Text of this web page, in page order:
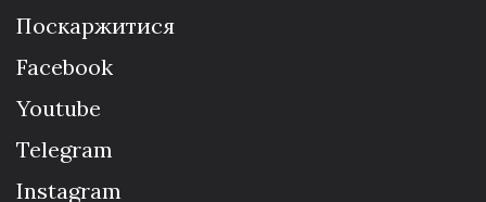
Поскаржитися
Facebook
Youtube
Telegram
Instagram